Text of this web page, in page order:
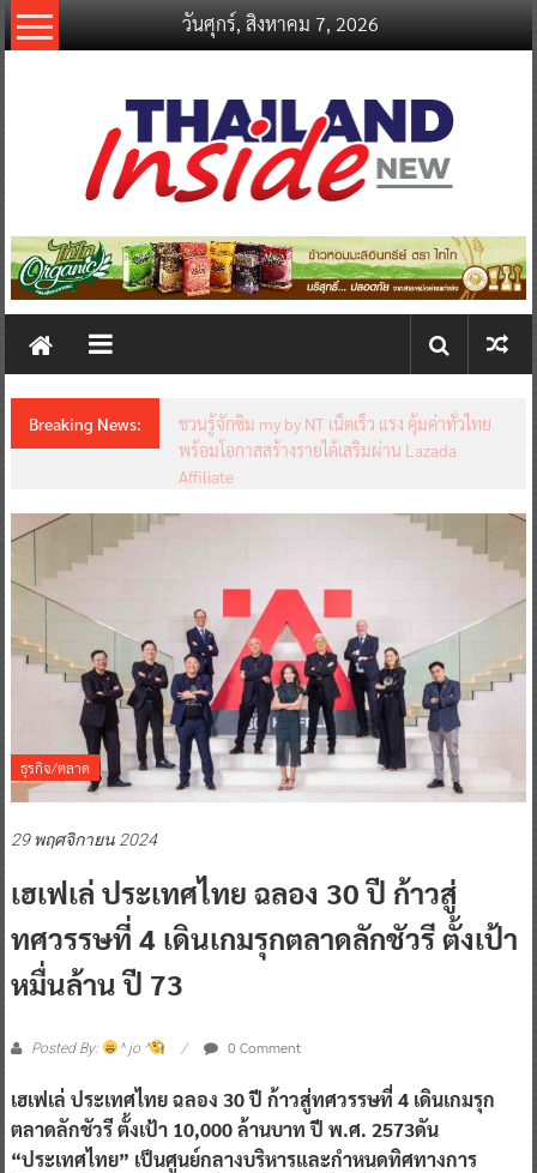
Skip
to
วันศุกร์, สิงหาคม 7, 2026
thailandinsidenew.com
Thailand
New
Breaking News:
ชวนรู้จักซิม my by NT เน็ตเร็ว แรง คุ้มค่าทั่วไทย
พร้อมโอกาสสร้างรายได้เสริมผ่าน Lazada
Affiliate
ธุรกิจ/ตลาด
29 พฤศจิกายน 2024
เฮเฟเล่ ประเทศไทย ฉลอง 30 ปี ก้าวสู่
ทศวรรษที่ 4 เดินเกมรุกตลาดลักชัวรี ตั้งเป้า
หมื่นล้าน ปี 73
Posted By: ^ jo ^ 0 Comment
เฮเฟเล่ ประเทศไทย ฉลอง 30 ปี ก้าวสู่ทศวรรษที่ 4 เดินเกมรุก
ตลาดลักชัวรี ตั้งเป้า 10,000 ล้านบาท ปี พ.ศ. 2573ดัน
“ประเทศไทย” เป็นศูนย์กลางบริหารและกำหนดทิศทางการ